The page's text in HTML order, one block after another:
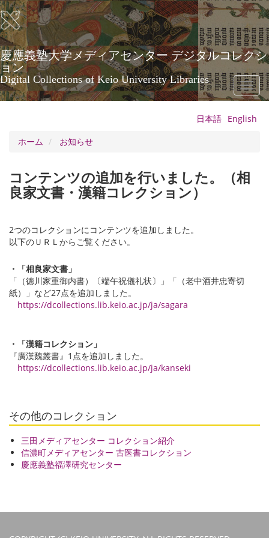
メ
イ
ン
コ
ン
テ
ン
ツ
に
慶應義塾大学メディアセンター デジタルコレクシ
ョン
Digital Collections of Keio University Libraries
Toggle
日本語 English
ホーム
お知らせ
コンテンツの追加を行いました。（相
良家文書・漢籍コレクション）
2つのコレクションにコンテンツを追加しました。
以下のＵＲＬからご覧ください。
・「相良家文書」
「（徳川家重御内書）〔端午祝儀礼状〕」「（老中酒井忠寄切
紙）」など27点を追加しました。
https://dcollections.lib.keio.ac.jp/ja/sagara
・「漢籍コレクション」
『廣漢魏叢書』1点を追加しました。
https://dcollections.lib.keio.ac.jp/ja/kanseki
その他のコレクション
三田メディアセンター コレクション紹介
信濃町メディアセンター 古医書コレクション
慶應義塾福澤研究センター